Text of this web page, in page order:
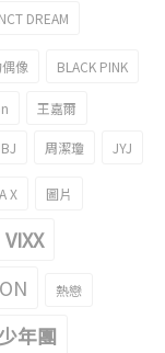
NCT DREAM
像 BLACK PINK
王嘉爾
周潔瓊 JYJ
X 圖片
VIXX
熱戀
年團